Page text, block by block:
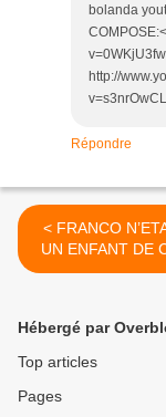
bolanda
http://
Répondre
< FRANCO N’ETAIT PAS
UN ENFANT DE
Hébergé par
Top articles
Pages